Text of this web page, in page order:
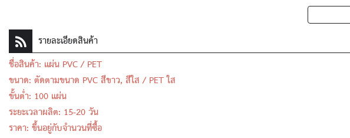
รายละเอียดสินค้า
ชื่อสินค้า: แผ่น PVC / PET
ขนาด: ตัดตามขนาด PVC สีขาว, สีใส / PET ใส
ขั้นต่ำ: 100 แผ่น
ระยะเวลาผลิต: 15-20 วัน
ราคา: ขึ้นอยู่กับจำนวนที่ซื้อ